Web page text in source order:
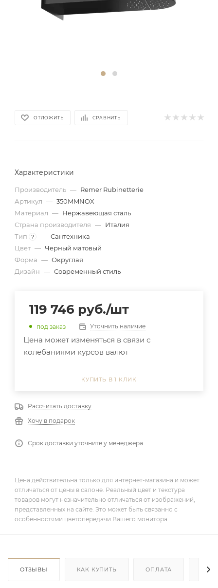
ОТЛОЖИТЬ СРАВНИТЬ
Характеристики
Производитель — Remer Rubinetterie
Артикул — 350MMNOX
Материал — Нержавеющая сталь
Страна производителя — Италия
Тип
? — Сантехника
Цвет — Черный матовый
Форма — Округлая
Дизайн — Современный стиль
119 746 руб./шт
под заказ Уточнить наличие
Цена может изменяться в связи с
колебаниями курсов валют
КУПИТЬ В 1 КЛИК
Рассчитать доставку
Хочу в подарок
Срок доставки уточните у менеджера
Цена действительна только для интернет-магазина и может
отличаться от цены в салоне. Реальный цвет и текстура
товаров могут незначительно отличаться от изображений,
представленных на сайте. Это может быть связанно с
особенностями цветопередачи Вашего монитора.
ОТЗЫВЫ КАК КУПИТЬ ОПЛАТА